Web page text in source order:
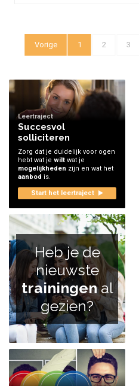
Vorige 1 2 3
Leertraject
Succesvol
solliciteren
Zorg dat je duidelijk voor ogen
hebt wat je wilt wat je
mogelijkheden zijn en wat het
aanbod is.
Start het leertraject
Heb je de
nieuwste
trainingenal
gezien?